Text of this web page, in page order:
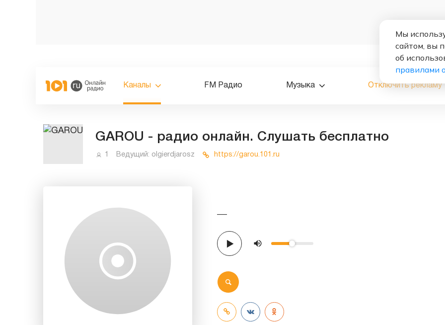
Каналы FM Радио Музыка Отключить рекламу
GAROU - радио онлайн. Слушать бесплатно
Ведущий: olgierdjarosz https://garou.101.ru
—
Мы
сайтом, вы
об
правилами